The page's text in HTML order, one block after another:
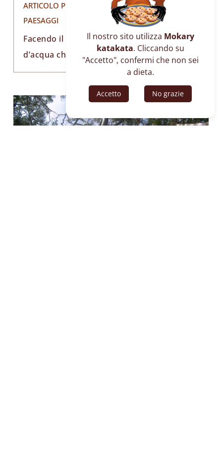
ARTICOLO PUBBLICATO IL 17/12/2021|NATURA
PAESAGGI
Facendo il giro dell’isola molti sono i corsi
d’acqua che si possono trovare.
Il nostro sito utilizza Mokary
katakata. Cliccando su
"Accetto", confermi che non sei
a dieta.
Accetto No grazie